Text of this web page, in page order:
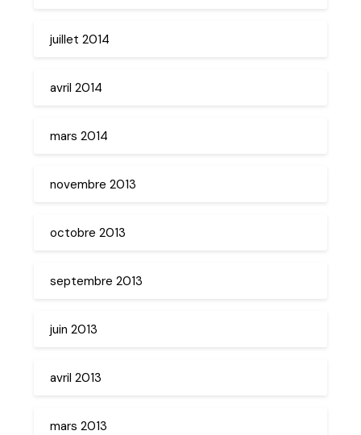
juillet 2014
avril 2014
mars 2014
novembre 2013
octobre 2013
septembre 2013
juin 2013
avril 2013
mars 2013